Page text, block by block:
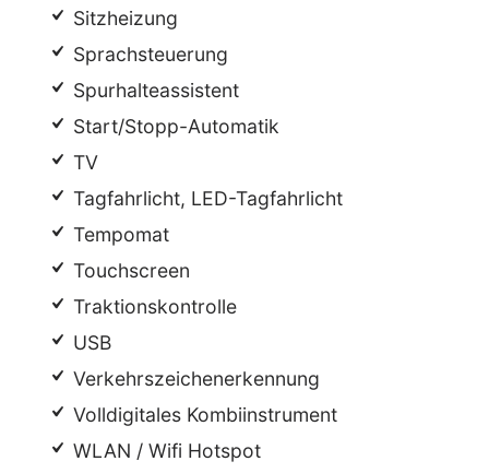
Sitzheizung
Sprachsteuerung
Spurhalteassistent
Start/Stopp-Automatik
TV
Tagfahrlicht, LED-Tagfahrlicht
Tempomat
Touchscreen
Traktionskontrolle
USB
Verkehrszeichenerkennung
Volldigitales Kombiinstrument
WLAN / Wifi Hotspot